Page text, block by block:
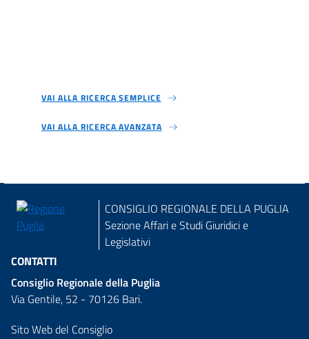
VAI ALLA RICERCA SEMPLICE
VAI ALLA RICERCA AVANZATA
CONSIGLIO REGIONALE DELLA PUGLIA
Sezione Affari e Studi Giuridici e
Legislativi
CONTATTI
Consiglio Regionale della Puglia
Via Gentile, 52 - 70126 Bari.
Sito Web del Consiglio